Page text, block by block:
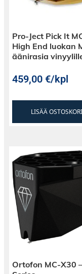
Pro-Ject Pick It
High End luokan
äänirasia
459,00€/kpl
LISÄÄ
Ortofon MC-X30